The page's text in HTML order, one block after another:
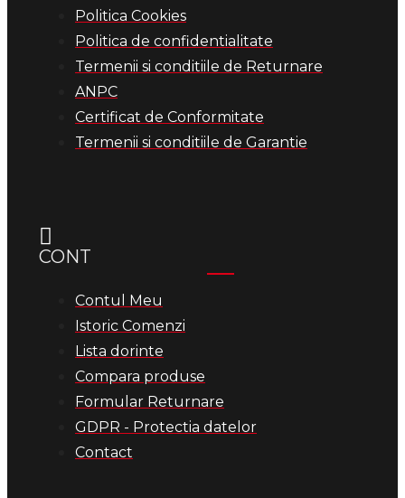
Politica Cookies
Politica de confidentialitate
Termenii si conditiile de Returnare
ANPC
Certificat de Conformitate
Termenii si conditiile de Garantie
CONT
Contul Meu
Istoric Comenzi
Lista dorinte
Compara produse
Formular Returnare
GDPR - Protectia datelor
Contact